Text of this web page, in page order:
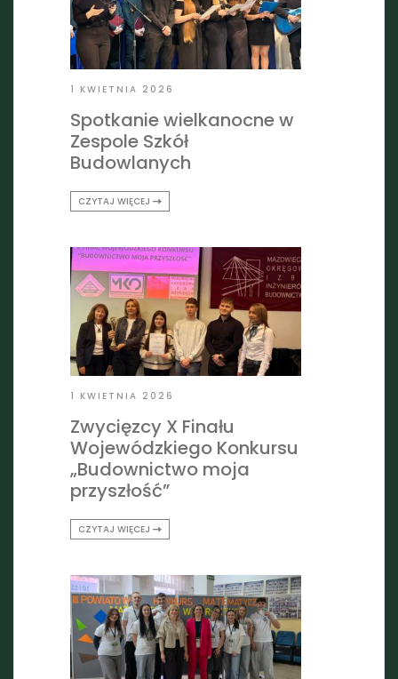
1 KWIETNIA 2026
Spotkanie wielkanocne w
Zespole Szkół
Budowlanych
CZYTAJ WIĘCEJ
1 KWIETNIA 2026
Zwycięzcy X Finału
Wojewódzkiego Konkursu
„Budownictwo moja
przyszłość”
CZYTAJ WIĘCEJ